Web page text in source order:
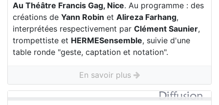
Au Théâtre Francis Gag, Nice. Au programme : des
créations de Yann Robin et Alireza Farhang,
interprétées respectivement par Clément Saunier,
trompettiste et HERMESensemble, suivie d'une
table ronde "geste, captation et notation".
En savoir plus